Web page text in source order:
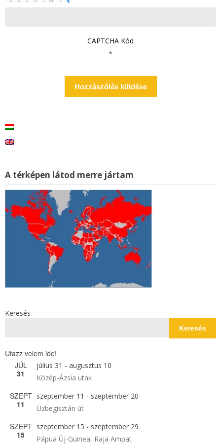
CAPTCHA Kód
*
A térképen látod merre jártam
Keresés
Keresés
Utazz velem ide!
JÚL
31
július 31 - augusztus 10
Közép-Ázsia utak
SZEPT
11
szeptember 11 - szeptember 20
Üzbegisztán út
SZEPT
15
szeptember 15 - szeptember 29
Pápua Új-Guinea, Raja Ampat